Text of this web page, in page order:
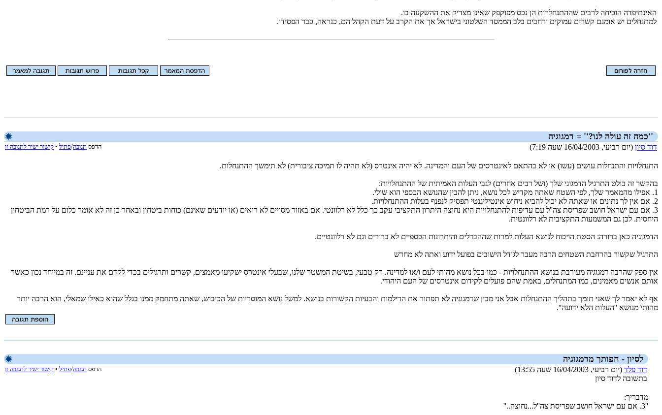
האינתיפדה הוכיחה לרבים שההתנחלויות הן נכס מפוקפק שאינו מצדיק את ההשקעה בו.
למתנחלים יש אומנם קשרים עמוקים ורחבים בלב הממסד השלטוני בישראל אך את הקרב על דעת הקהל הם, כנראה, כבר הפסידו.
''כמה זה עולה לנו?'' = דמגוגיה
דוד סיון (יום רביעי, 16/04/2003 שעה 7:19) הדפס תגובה/פתיל • קישור ישיר לתגובה זו
התנחלויות והתנחלות עושים (עשו) או לא בהתאם לאינטרסים של העם והמדינה. לא יהיה אינטרס (לא תהיה לו תמיכה ציבורית) לא תימשך ההתנחלות.
בהקשר זה בולט התרגיל הדמגוגי שלך (ושל רבים אחרים) לגבי העלות האמיתית של ההתנחלויות:
1. אפילו מהמאמר שלך, לפי השטח שאתה מקדיש לכל נושא, ניתן להבין שהנושא הכספי הוא שולי.
2. אם אין לך נתונים או שאתה לא יכול להביא ניחוש אינטיליגנטי תפסיק לנפנף בעלות ההתנחלויות.
3. אם עם ישראל חושב שפריסת צה''ל עם עדיפות להתנחלויות היא נחוצה היתרון התקציבי עקב כך כלל לא רלוונטי. אם באזור מסויים לא רואים (או יודעים שאינם) כוחות ביטחון ובאחר כן זה לא אומר כלום על רמת הביטחון
היחסית. לכן גם המשמעות התקציבית לא רלוונטית.
הדמגוגיה כאן ברורה: הסטת הויכוח לנושא העלות למרות שההבדלים והיתרונות הכספיים לא ברורים וגם לא רלוונטיים.
התרגיל שקשור בהרחבת השטחים הרבה מעבר לגודל הישובים בפועל ידוע ואתה לא מחדש
אין ספק שהרבה דמגוגיה מעורבת בנושא ההתנחלויות - כמו בכל נושא מהותי לעם ו/או למדינה. רק טבעי, בשיטת המשטר שלנו, שבעלי אינטרס ישקיעו מאמצים, קשרים ותרגילים בכדי לקדם את עניינם. זה במיוחד נכון כאשר
אותם אנשים מאמינים, כמו המתנחלים, באמת שהם פועלים לקידום אינטרסים של העם היהודי.
אף לא יאמר לך שאני תומך בתהליך ההתנחלות אבל אני מבין שדמגוגיה לא תפתור את הדילמות והבעיות הקשורות בנושא. למשל נושא המוסריות של הכיבוש, שאתה מתחמק ממנו בגלל שהוא כאילו שמאלי, הוא הרבה יותר
מהותי מנושא ''העלות הלא ידועה''.
לסיון - חפותך מדמגוגיה
דוד פלד (יום רביעי, 16/04/2003 שעה 13:55)
בתשובה לדוד סיון
הדפס תגובה/פתיל • קישור ישיר לתגובה זו
מדבריך:
''3. אם עם ישראל חושב שפריסת צה''ל...נחוצה..''